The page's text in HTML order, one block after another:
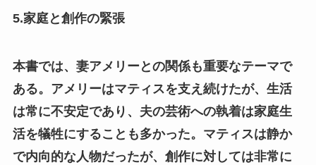
5.家庭と創作の緊張
本書では、妻アメリーとの関係も重要なテーマで
ある。アメリーはマティスを支え続けたが、生活
は常に不安定であり、夫の芸術への執着は家庭生
活を犠牲にすることも多かった。マティスは静か
で内向的な人物だったが、創作に対しては非常に